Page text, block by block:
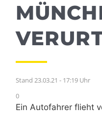
Stand 23.03.21 - 17:19 Uhr
0
Ein Autofahrer flieht